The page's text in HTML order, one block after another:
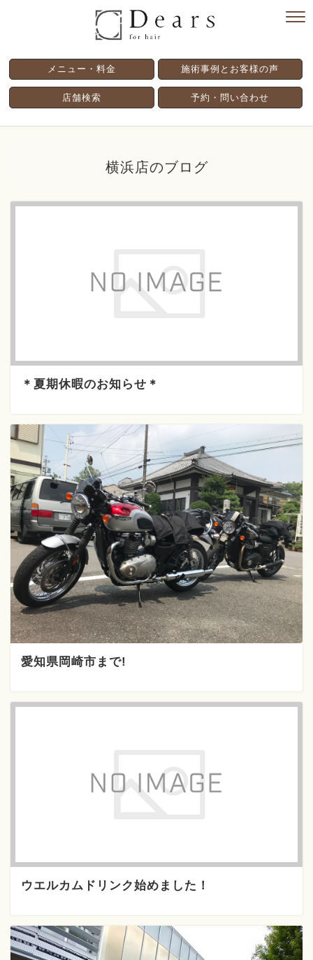
メニュー・料金 施術事例とお客様の声
店舗検索 予約・問い合わせ
横浜店のブログ
＊夏期休暇のお知らせ＊
愛知県岡崎市まで!
ウエルカムドリンク始めました！